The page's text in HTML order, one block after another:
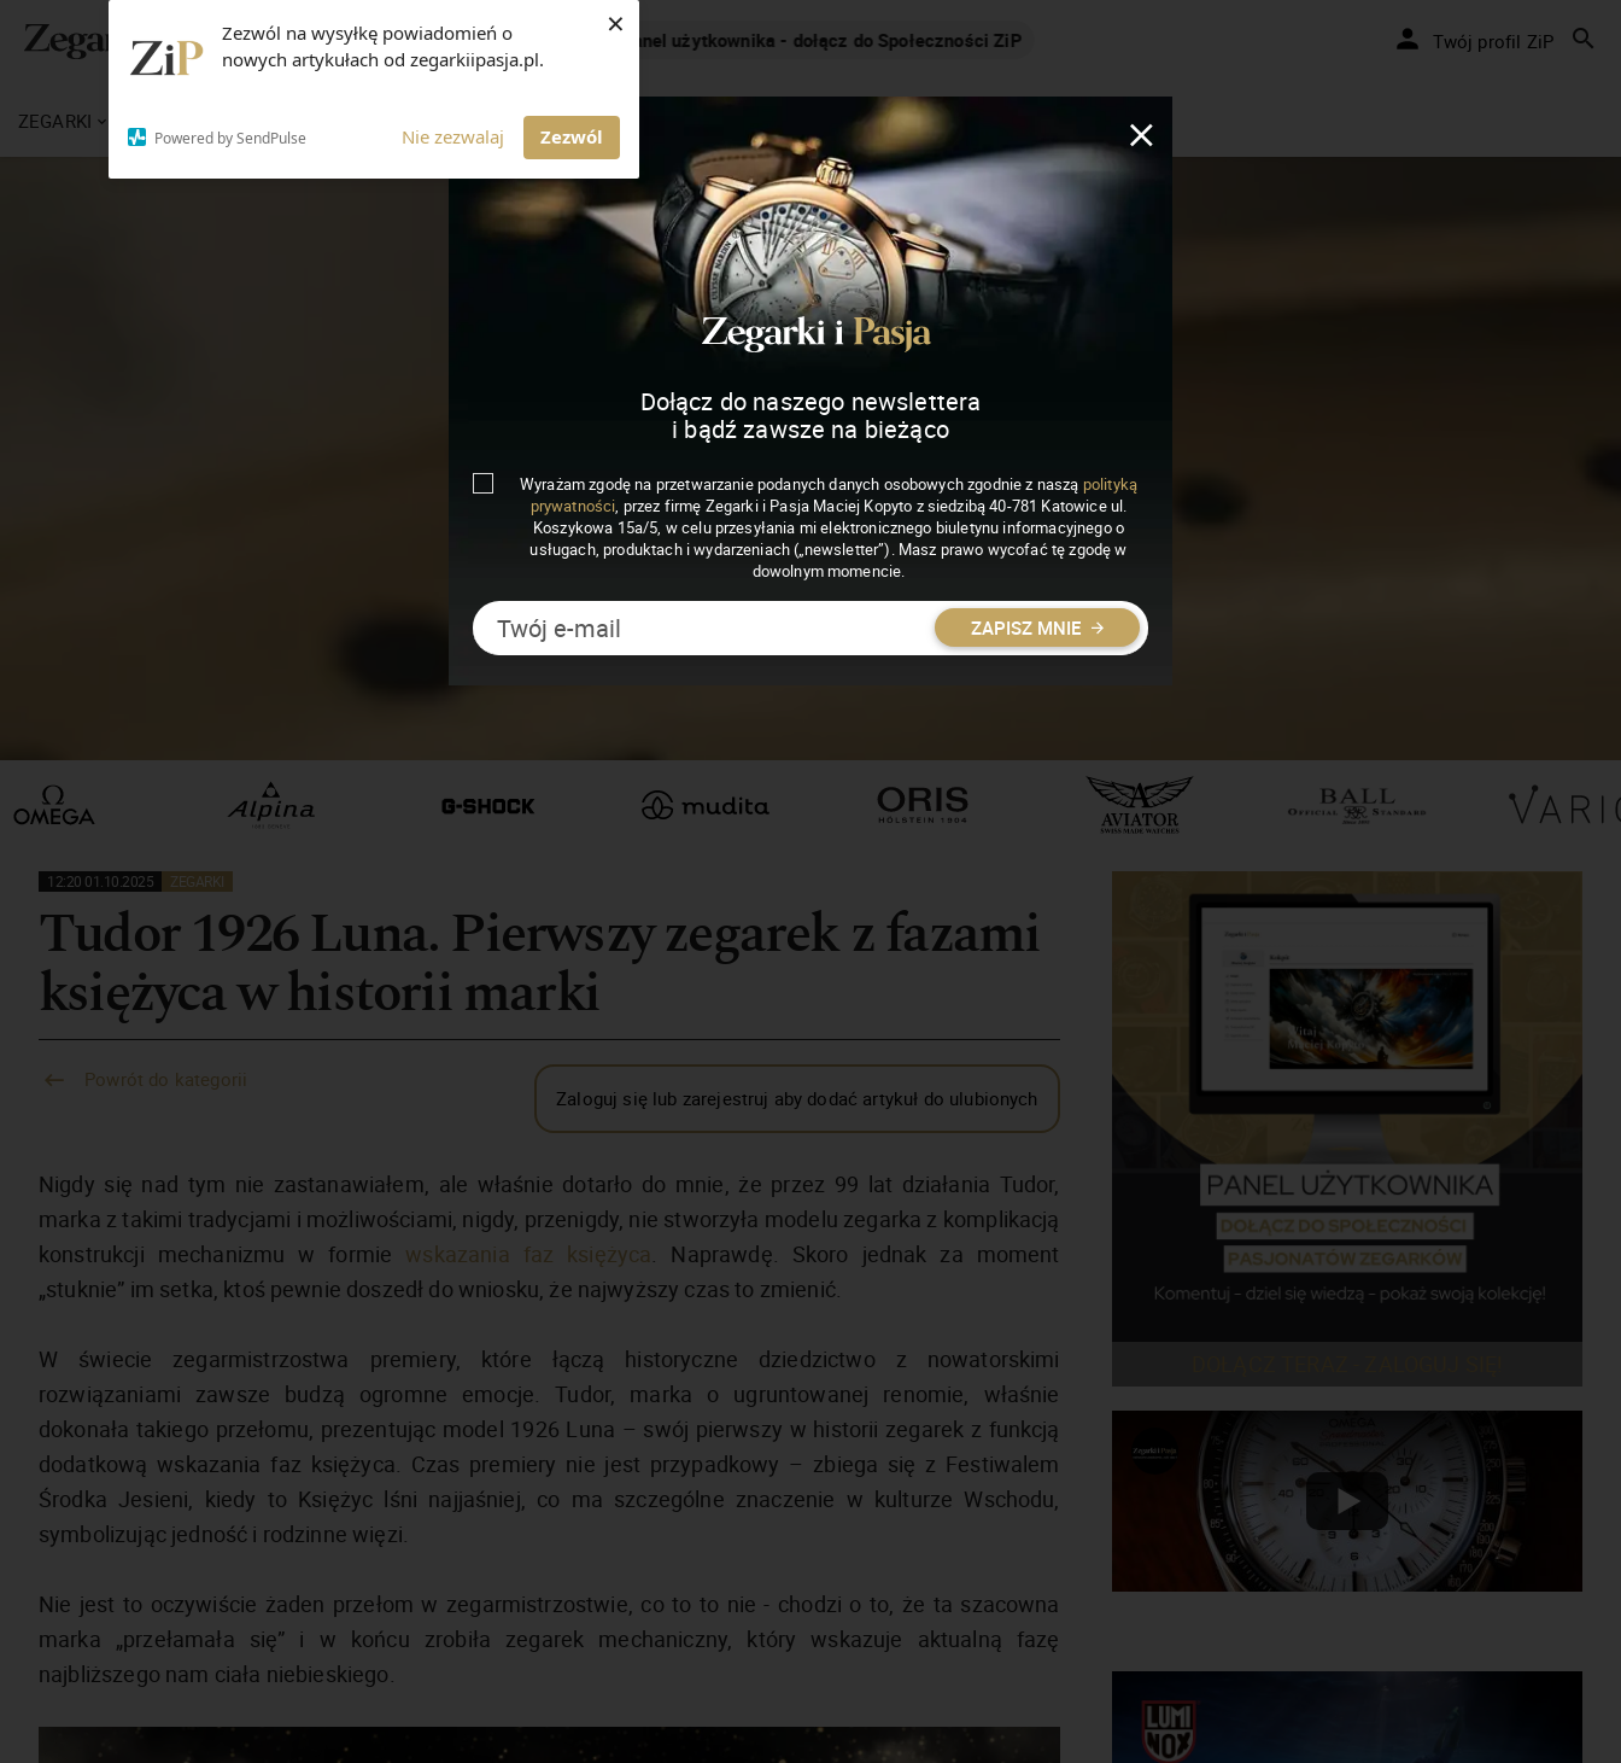
Zezwól na wysyłkę powiadomień o
nowych artykułach od zegarkiipasja.pl.
Powered by SendPulse Nie zezwalaj Zezwól
× Nakręcamy pozytywnie... cały czas! Twój profil ZiP
ZEGARKI MAGAZYN ZEGARKI I PASJA
12:20 01.10.2025 ZEGARKI
Tudor 1926 Luna. Pierwszy zegarek z fazami
księżyca w historii marki
Powrót do kategorii
Zaloguj się lub zarejestruj aby dodać artykuł do ulubionych
Nigdy się nad tym nie zastanawiałem, ale właśnie dotarło do mnie, że przez 99 lat działania Tudor,
marka z takimi tradycjami i możliwościami, nigdy, przenigdy, nie stworzyła modelu zegarka z komplikacją
konstrukcji mechanizmu w formie wskazania faz księżyca . Naprawdę. Skoro jednak za moment
„stuknie” im setka, ktoś pewnie doszedł do wniosku, że najwyższy czas to zmienić.
W świecie zegarmistrzostwa premiery, które łączą historyczne dziedzictwo z nowatorskimi
rozwiązaniami zawsze budzą ogromne emocje. Tudor, marka o ugruntowanej renomie, właśnie
dokonała takiego przełomu, prezentując model 1926 Luna – swój pierwszy w historii zegarek z funkcją
dodatkową wskazania faz księżyca. Czas premiery nie jest przypadkowy – zbiega się z Festiwalem
Środka Jesieni, kiedy to Księżyc lśni najjaśniej, co ma szczególne znaczenie w kulturze Wschodu,
symbolizując jedność i rodzinne więzi.
Nie jest to oczywiście żaden przełom w zegarmistrzostwie, co to to nie - chodzi o to, że ta szacowna
marka „przełamała się” i w końcu zrobiła zegarek mechaniczny, który wskazuje aktualną fazę
najbliższego nam ciała niebieskiego.
Dołącz do naszego newslettera
i bądź zawsze na bieżąco
Wyrażam zgodę na przetwarzanie podanych danych osobowych zgodnie z naszą polityką
prywatności, przez firmę Zegarki i Pasja Maciej Kopyto z siedzibą 40-781 Katowice ul.
Koszykowa 15a/5, w celu przesyłania mi elektronicznego biuletynu informacyjnego o
usługach, produktach i wydarzeniach („newsletter”). Masz prawo wycofać tę zgodę w
dowolnym momencie.
ZAPISZ MNIE